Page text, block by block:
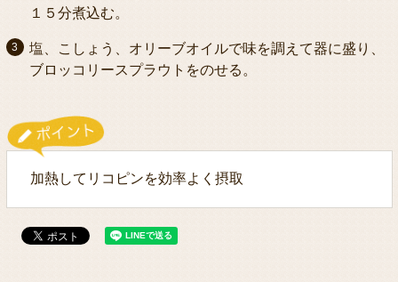
１５分煮込む。
塩、こしょう、オリーブオイルで味を調えて器に盛り、
ブロッコリースプラウトをのせる。
加熱してリコピンを効率よく摂取